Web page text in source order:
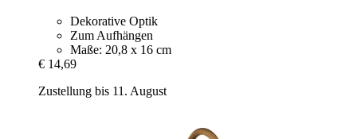
Dekorative Optik
Zum Aufhängen
Maße: 20,8 x 16 cm
€ 14,69
Zustellung bis 11. August